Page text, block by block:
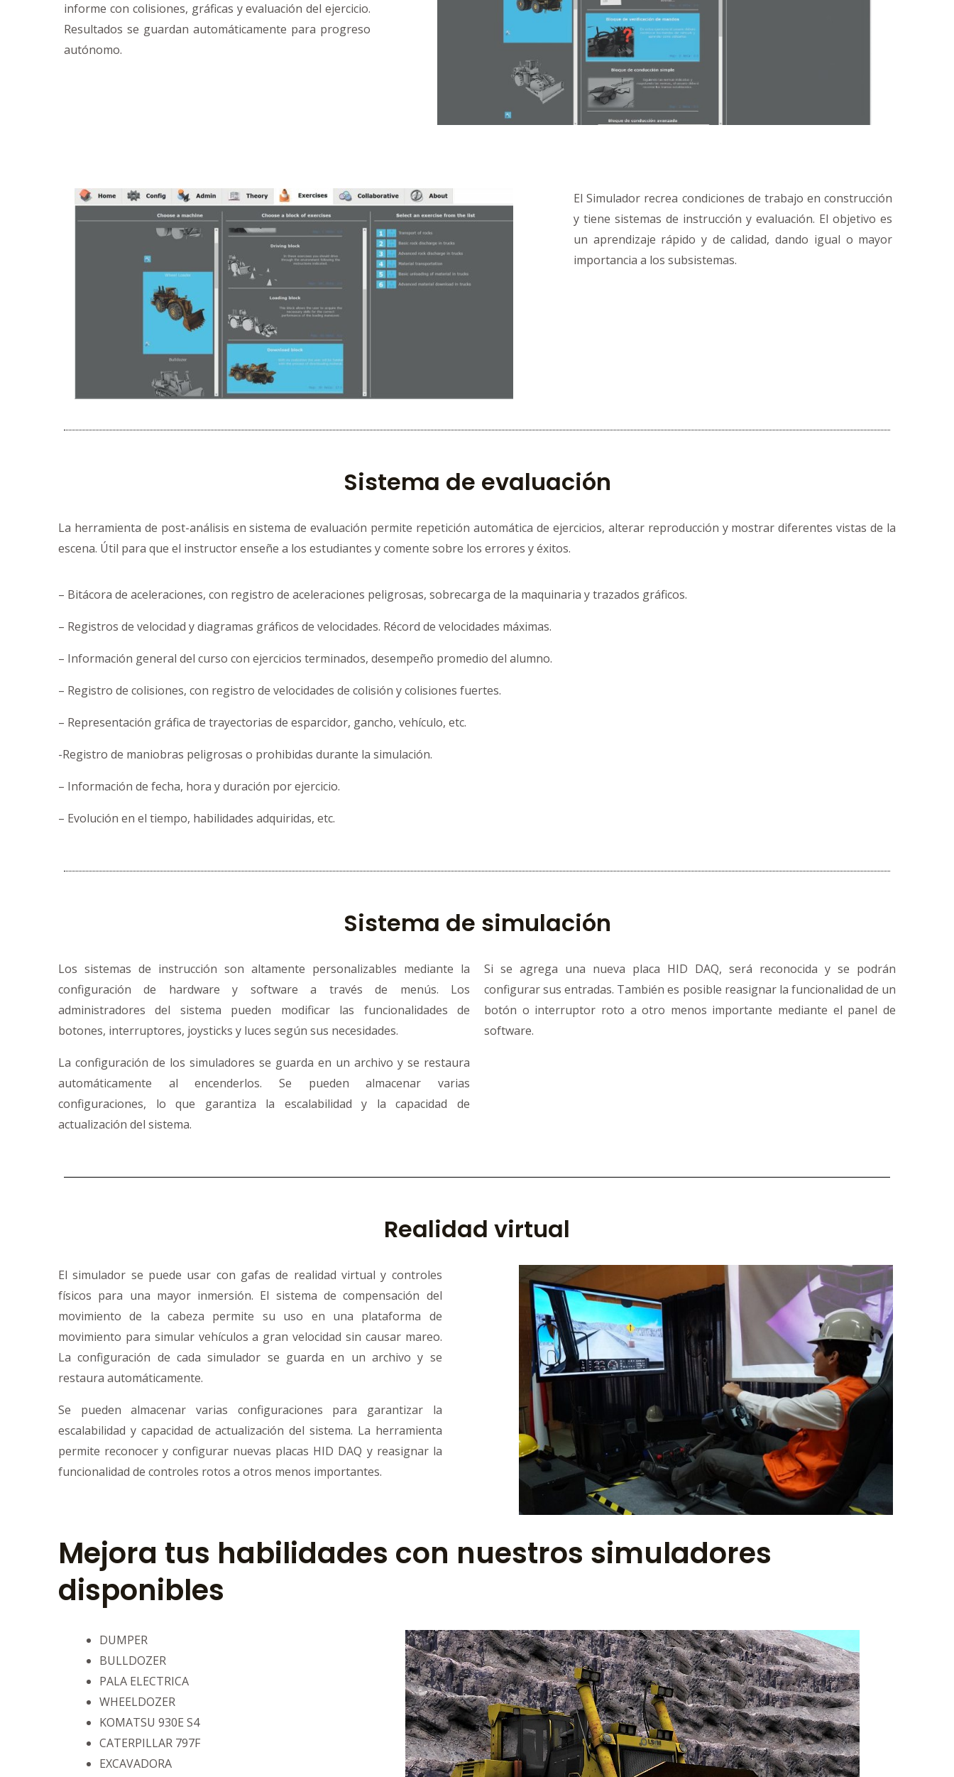
informe con colisiones, gráficas y evaluación del ejercicio.
Resultados se guardan automáticamente para progreso
autónomo.
El Simulador recrea condiciones de trabajo en construcción
y tiene sistemas de instrucción y evaluación. El objetivo es
un aprendizaje rápido y de calidad, dando igual o mayor
importancia a los subsistemas.
Sistema de evaluación
La herramienta de post-análisis en sistema de evaluación permite repetición automática de ejercicios, alterar reproducción y mostrar diferentes vistas de la
escena. Útil para que el instructor enseñe a los estudiantes y comente sobre los errores y éxitos.
– Bitácora de aceleraciones, con registro de aceleraciones peligrosas, sobrecarga de la maquinaria y trazados gráficos.
– Registros de velocidad y diagramas gráficos de velocidades. Récord de velocidades máximas.
– Información general del curso con ejercicios terminados, desempeño promedio del alumno.
– Registro de colisiones, con registro de velocidades de colisión y colisiones fuertes.
– Representación gráfica de trayectorias de esparcidor, gancho, vehículo, etc.
-Registro de maniobras peligrosas o prohibidas durante la simulación.
– Información de fecha, hora y duración por ejercicio.
– Evolución en el tiempo, habilidades adquiridas, etc.
Sistema de simulación
Los sistemas de instrucción son altamente personalizables mediante la
configuración de hardware y software a través de menús. Los
administradores del sistema pueden modificar las funcionalidades de
botones, interruptores, joysticks y luces según sus necesidades.
La configuración de los simuladores se guarda en un archivo y se restaura
automáticamente al encenderlos. Se pueden almacenar varias
configuraciones, lo que garantiza la escalabilidad y la capacidad de
actualización del sistema.
Si se agrega una nueva placa HID DAQ, será reconocida y se podrán
configurar sus entradas. También es posible reasignar la funcionalidad de un
botón o interruptor roto a otro menos importante mediante el panel de
software.
Realidad virtual
El simulador se puede usar con gafas de realidad virtual y controles
físicos para una mayor inmersión. El sistema de compensación del
movimiento de la cabeza permite su uso en una plataforma de
movimiento para simular vehículos a gran velocidad sin causar mareo.
La configuración de cada simulador se guarda en un archivo y se
restaura automáticamente.
Se pueden almacenar varias configuraciones para garantizar la
escalabilidad y capacidad de actualización del sistema. La herramienta
permite reconocer y configurar nuevas placas HID DAQ y reasignar la
funcionalidad de controles rotos a otros menos importantes.
Mejora tus habilidades con nuestros simuladores
disponibles
DUMPER
BULLDOZER
PALA ELECTRICA
WHEELDOZER
KOMATSU 930E S4
CATERPILLAR 797F
EXCAVADORA